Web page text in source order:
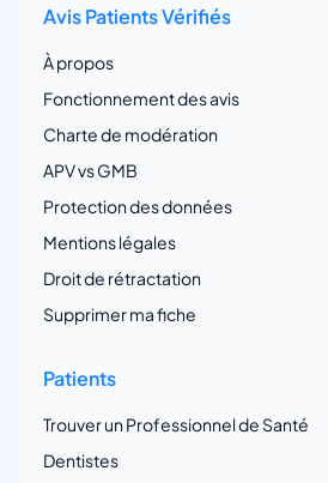
Avis Patients Vérifiés
À propos
Fonctionnement des avis
Charte de modération
APV vs GMB
Protection des données
Mentions légales
Droit de rétractation
Supprimer ma fiche
Patients
Trouver un Professionnel de Santé
Dentistes